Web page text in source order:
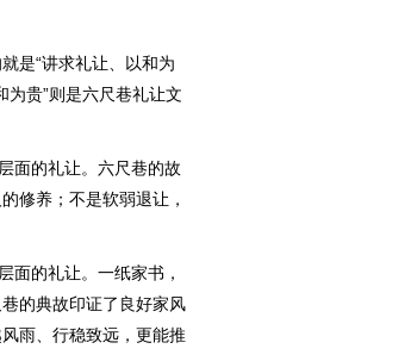
是“讲求礼让、以和为
为贵”则是六尺巷礼让文
面的礼让。六尺巷的故
修养；不是软弱退让，
的礼让。一纸家书，
的典故印证了良好家风
雨、行稳致远，更能推